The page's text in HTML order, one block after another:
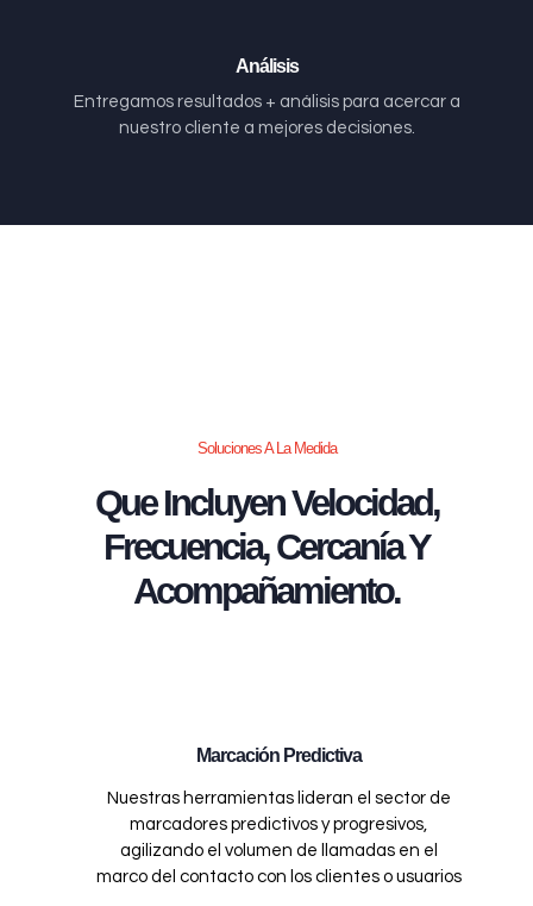
Análisis
Entregamos resultados + análisis para acercar a
nuestro cliente a mejores decisiones.
Soluciones A La Medida
Que Incluyen Velocidad,
Frecuencia, Cercanía Y
Acompañamiento.
Marcación Predictiva
Nuestras herramientas lideran el sector de
marcadores predictivos y progresivos,
agilizando el volumen de llamadas en el
marco del contacto con los clientes o usuarios